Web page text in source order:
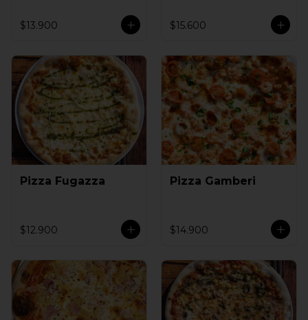
$13.900 $15.600
Pizza Fugazza
$12.900
Pizza Gamberi
$14.900